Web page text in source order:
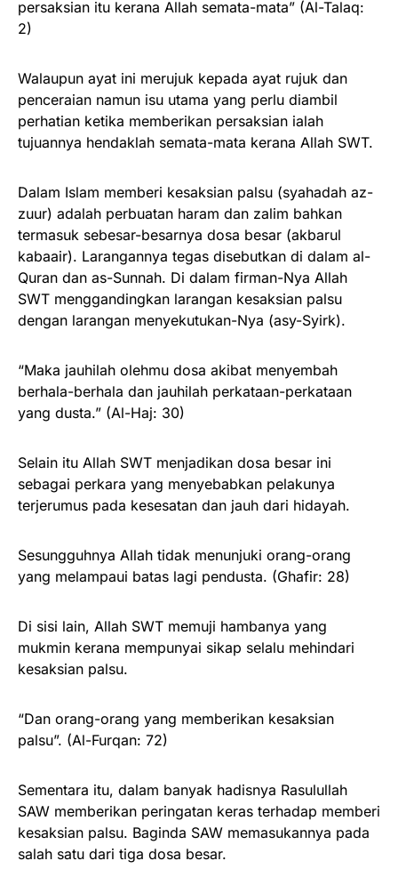
persaksian itu kerana Allah semata-mata” (Al-Talaq:
2)
Walaupun ayat ini merujuk kepada ayat rujuk dan
penceraian namun isu utama yang perlu diambil
perhatian ketika memberikan persaksian ialah
tujuannya hendaklah semata-mata kerana Allah SWT.
Dalam Islam memberi kesaksian palsu (syahadah az-
zuur) adalah perbuatan haram dan zalim bahkan
termasuk sebesar-besarnya dosa besar (akbarul
kabaair). Larangannya tegas disebutkan di dalam al-
Quran dan as-Sunnah. Di dalam firman-Nya Allah
SWT menggandingkan larangan kesaksian palsu
dengan larangan menyekutukan-Nya (asy-Syirk).
“Maka jauhilah olehmu dosa akibat menyembah
berhala-berhala dan jauhilah perkataan-perkataan
yang dusta.” (Al-Haj: 30)
Selain itu Allah SWT menjadikan dosa besar ini
sebagai perkara yang menyebabkan pelakunya
terjerumus pada kesesatan dan jauh dari hidayah.
Sesungguhnya Allah tidak menunjuki orang-orang
yang melampaui batas lagi pendusta. (Ghafir: 28)
Di sisi lain, Allah SWT memuji hambanya yang
mukmin kerana mempunyai sikap selalu mehindari
kesaksian palsu.
“Dan orang-orang yang memberikan kesaksian
palsu”. (Al-Furqan: 72)
Sementara itu, dalam banyak hadisnya Rasulullah
SAW memberikan peringatan keras terhadap memberi
kesaksian palsu. Baginda SAW memasukannya pada
salah satu dari tiga dosa besar.